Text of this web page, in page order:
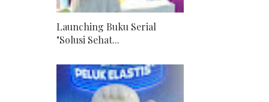
Launching Buku Serial
"Solusi Sehat...